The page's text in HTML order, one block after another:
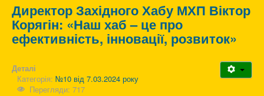
Директор Західного Хабу МХП Віктор
Корягін: «Наш хаб – це про
ефективність, інновації, розвиток»
Деталі
Категорія: №10 від 7.03.2024 року
Перегляди: 717